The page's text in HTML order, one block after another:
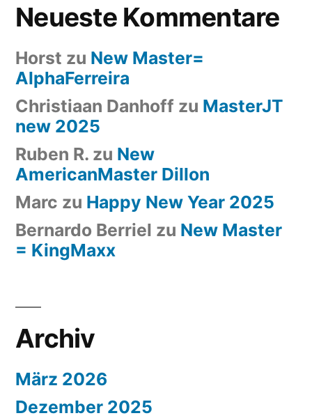
Neueste Kommentare
Horst zu New Master=
AlphaFerreira
Christiaan Danhoff zu MasterJT
new 2025
Ruben R. zu New
AmericanMaster Dillon
Marc zu Happy New Year 2025
Bernardo Berriel zu New Master
= KingMaxx
Archiv
März 2026
Dezember 2025